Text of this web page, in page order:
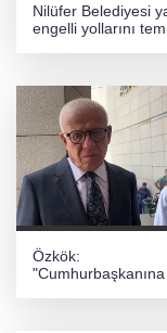
Nilüfer Belediyesi
engelli yollarını
Özkök:
"Cumhurbaşkanına